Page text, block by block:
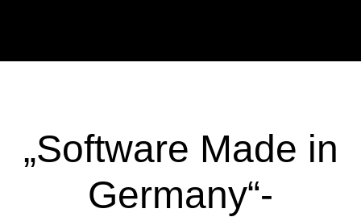
springen
springen
„Software Made in
Germany“-